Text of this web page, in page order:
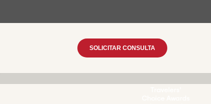
SOLICITAR CONSULTA